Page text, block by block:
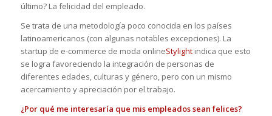
último? La felicidad del empleado.
Se trata de una metodología poco conocida en los países
latinoamericanos (con algunas notables excepciones). La
startup de e-commerce de moda onlineStylightindica que esto
se logra favoreciendo la integración de personas de
diferentes edades, culturas y género, pero con un mismo
acercamiento y apreciación por el trabajo.
¿Por qué me interesaría que mis empleados sean felices?